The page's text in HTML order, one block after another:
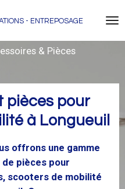
- ENTREPOSAGE
& Pièces
pièces pour
à Longueuil
offrons une gamme
pièces pour
scooters de mobilité